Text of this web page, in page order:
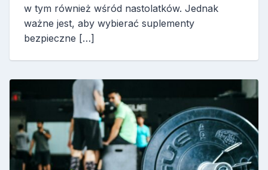
w tym również wśród nastolatków. Jednak
ważne jest, aby wybierać suplementy
bezpieczne […]